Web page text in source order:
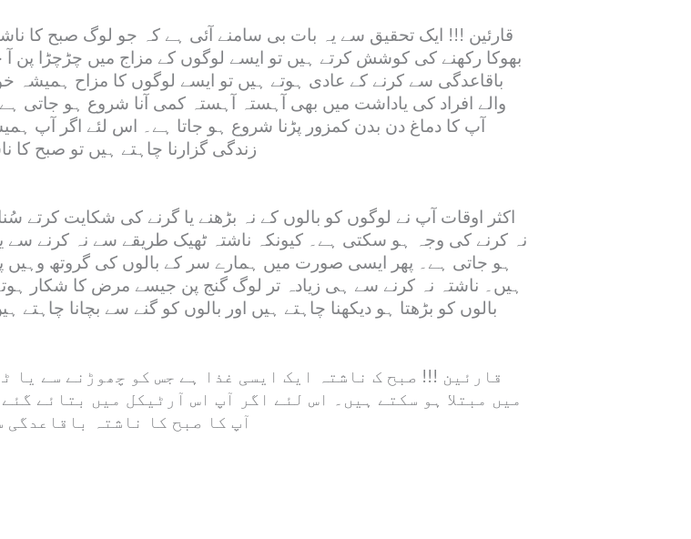
قارئین !!! ایک تحقیق سے یہ بات بی سامنے آئی ہے کہ جو لوگ صبح کا
بھوکا رکھنے کی کوشش کرتے ہیں تو ایسے لوگوں کے مزاج میں چڑچڑا
باقاعدگی سے کرنے کے عادی ہوتے ہیں تو ایسے لوگوں کا مزاح ہمیشہ
والے افراد کی یاداشت میں بھی آہستہ آہستہ کمی آنا شروع ہو جاتی
آپ کا دماغ دن بدن کمزور پڑنا شروع ہو جاتا ہے۔ اس لئے اگر آپ
زندگی گزارنا چاہتے ہیں تو صبح
اکثر اوقات آپ نے لوگوں کو بالوں کے نہ بڑھنے یا گرنے کی شکایت
نہ کرنے کی وجہ ہو سکتی ہے۔ کیونکہ ناشتہ ٹھیک طریقے سے نہ کرنے سے
ہو جاتی ہے۔ پھر ایسی صورت میں ہمارے سر کے بالوں کی گروتھ وہیں
ہیں۔ ناشتہ نہ کرنے سے ہی زیادہ تر لوگ گنج پن جیسے مرض کا شکار
بالوں کو بڑھتا ہو دیکھنا چاہتے ہیں اور بالوں کو گنے سے بچانا
قارئین !!! صبح ک ناشتہ ایک ایسی غذا ہے جس کو چھوڑنے سے یا
میں مبتلا ہو سکتے ہیں۔ اس لئے اگر آپ اس آرٹیکل میں بتائے
آپ کا صبح کا ناشتہ